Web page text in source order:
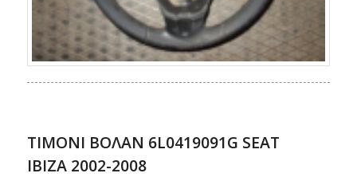
ΤΙΜΟΝΙ ΒΟΛΑΝ 6L0419091G SEAT
IBIZA 2002-2008